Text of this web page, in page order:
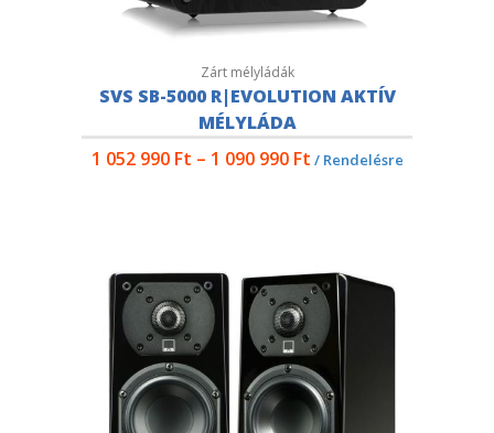
Zárt mélyládák
SVS SB-5000 R|EVOLUTION AKTÍV
MÉLYLÁDA
1 052 990 Ft – 1 090 990 Ft / Rendelésre